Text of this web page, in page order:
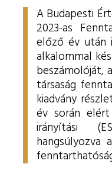
A Budapesti
2023-as
előző év után
alkalommal
beszámolóját,
társaság
kiadvány
év során
irányítási
hangsúlyozva